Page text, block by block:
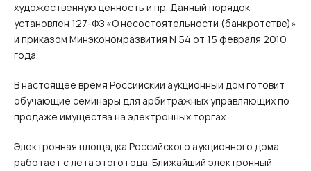
художественную ценность и пр. Данный порядок
установлен 127-ФЗ «О несостоятельности (банкротстве)»
и приказом Минэкономразвития N 54 от 15 февраля 2010
года.
В настоящее время Российский аукционный дом готовит
обучающие семинары для арбитражных управляющих по
продаже имущества на электронных торгах.
Электронная площадка Российского аукционного дома
работает с лета этого года. Ближайший электронный